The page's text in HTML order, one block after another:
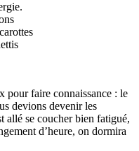
pour faire connaissance : le
devions devenir les
allé se coucher bien fatigué,
d’heure, on dormira